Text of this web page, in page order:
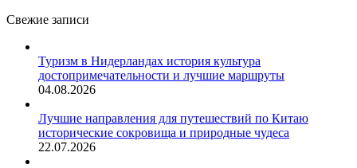
Свежие записи
Туризм в Нидерландах история культура
достопримечательности и лучшие маршруты
04.08.2026
Лучшие направления для путешествий по Китаю
исторические сокровища и природные чудеса
22.07.2026